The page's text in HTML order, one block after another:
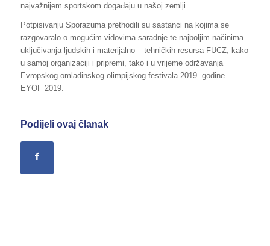
najvažnijem sportskom događaju u našoj zemlji.
Potpisivanju Sporazuma prethodili su sastanci na kojima se
razgovaralo o mogućim vidovima saradnje te najboljim načinima
uključivanja ljudskih i materijalno – tehničkih resursa FUCZ, kako
u samoj organizaciji i pripremi, tako i u vrijeme održavanja
Evropskog omladinskog olimpijskog festivala 2019. godine –
EYOF 2019.
Podijeli ovaj članak